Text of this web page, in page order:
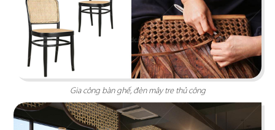
STELLA COFFEE
Gam màu xám nguyên bản cùng kỹ thuật sơn
Gia công bàn ghế, đèn mây tre thủ công